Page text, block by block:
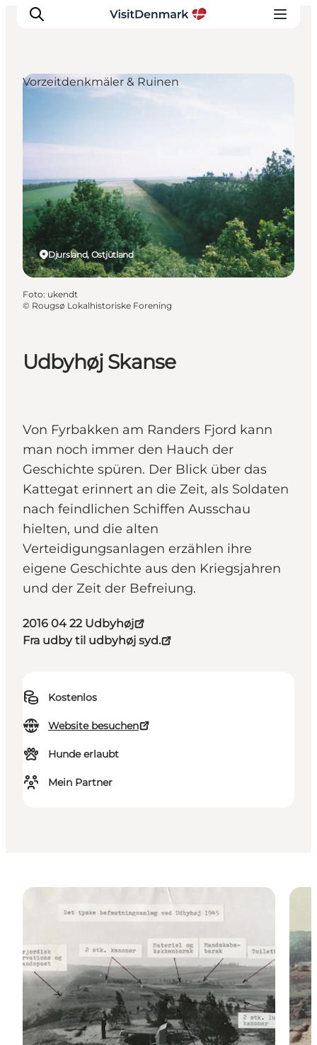
Regionen
Unterkünfte
Reiseplanung
Udbyhøj Skanse
Von Fyrbakken am Randers Fjord kann
man noch immer den Hauch der
Geschichte spüren. Der Blick über das
Kattegat erinnert an die Zeit, als Soldaten
nach feindlichen Schiffen Ausschau
hielten, und die alten
Verteidigungsanlagen erzählen ihre
eigene Geschichte aus den Kriegsjahren
und der Zeit der Befreiung.
2016 04 22 Udbyhøj
Fra udby til udbyhøj syd.
Kostenlos
Website besuchen
Hunde erlaubt
Mein Partner
Djursland, Ostjütland
Vorzeitdenkmäler & Ruinen
Foto: ukendt
© Rougsø Lokalhistoriske Forening